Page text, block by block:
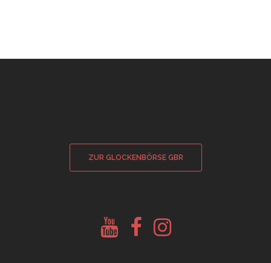
ZUR GLOCKENBÖRSE GBR
Youtube
Glockenberatung
Facebook
Glockenbörse
Instagram
Glockenbörse